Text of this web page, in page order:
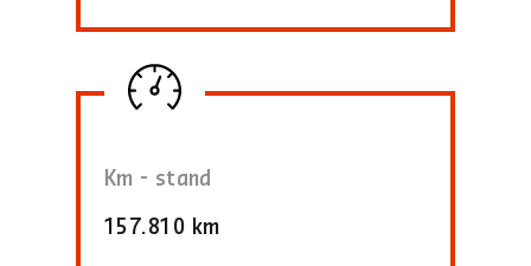
Km - stand
157.810 km